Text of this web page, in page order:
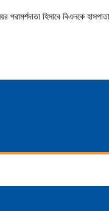
পরামর্শদাতা হিসাবে বিএলকে